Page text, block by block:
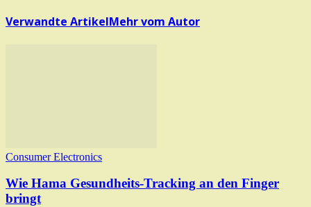
Verwandte ArtikelMehr vom Autor
Consumer Electronics
Wie Hama Gesundheits-Tracking an den Finger
bringt